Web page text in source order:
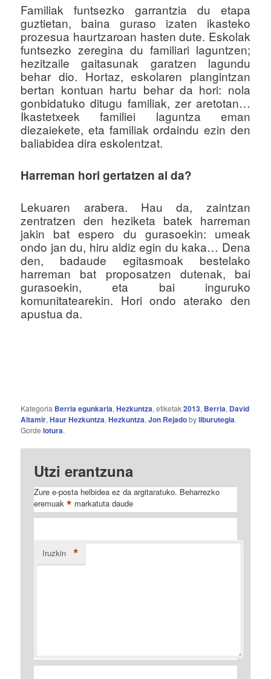
Familiak funtsezko garrantzia du etapa
guztietan, baina guraso izaten ikasteko
prozesua haurtzaroan hasten dute. Eskolak
funtsezko zeregina du familiari laguntzen;
hezitzaile gaitasunak garatzen lagundu
behar dio. Hortaz, eskolaren plangintzan
bertan kontuan hartu behar da hori: nola
gonbidatuko ditugu familiak, zer aretotan…
Ikastetxeek familiei laguntza eman
diezaiekete, eta familiak ordaindu ezin den
baliabidea dira eskolentzat.
Harreman hori gertatzen al da?
Lekuaren arabera. Hau da, zaintzan
zentratzen den heziketa batek harreman
jakin bat espero du gurasoekin: umeak
ondo jan du, hiru aldiz egin du kaka… Dena
den, badaude egitasmoak bestelako
harreman bat proposatzen dutenak, bai
gurasoekin, eta bai inguruko
komunitatearekin. Hori ondo aterako den
apustua da.
Kategoria Berria egunkaria,Hezkuntza, etiketak2013, Berria, David
Altamir,Haur Hezkuntza,Hezkuntza,Jon Rejadobyliburutegia.
Gordelotura.
Utzi erantzuna
Zure e-posta helbidea ez da argitaratuko. Beharrezko
eremuak* markatuta daude
Iruzkin *